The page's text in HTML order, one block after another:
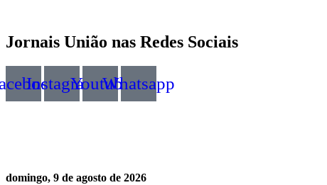
Jornais União nas Redes Sociais
InstagramYoutubeWhatsapp
domingo, 9 de agosto de 2026